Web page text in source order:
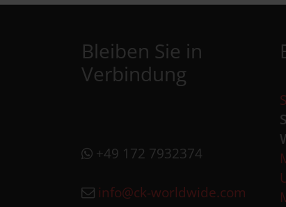
Bleiben Sie in
Verbindung
+49 172 7932374
info@ck-worldwide.com